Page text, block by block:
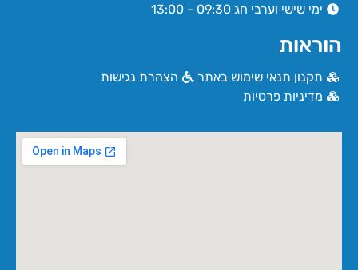
ימי שישי וערבי חג 09:30 - 13:00
הוראות
תקנון תנאי שימוש באתר
הצהרת נגישות
מדיניות פרטיות